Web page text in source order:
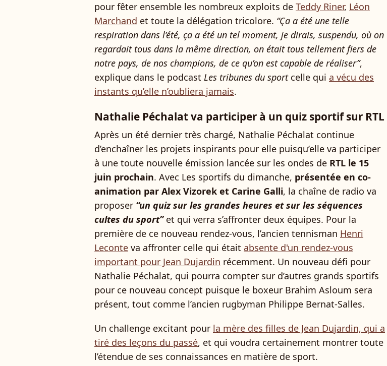
pour fêter ensemble les nombreux exploits de Teddy Riner, Léon
Marchand et toute la délégation tricolore. “Ça a été une telle
respiration dans l’été, ça a été un tel moment, je dirais, suspendu, où on
regardait tous dans la même direction, on était tous tellement fiers de
notre pays, de nos champions, de ce qu’on est capable de réaliser”,
explique dans le podcast Les tribunes du sportcelle qui a vécu des
instants qu’elle n’oubliera jamais.
Nathalie Péchalat va participer à un quiz sportif sur RTL
Après un été dernier très chargé, Nathalie Péchalat continue
d’enchaîner les projets inspirants pour elle puisqu’elle va participer
à une toute nouvelle émission lancée sur les ondes de RTL le 15
juin prochain. Avec Les sportifs du dimanche, présentée en co-
animation par Alex Vizorek et Carine Galli, la chaîne de radio va
proposer “un quiz sur les grandes heures et sur les séquences
cultes du sport”et qui verra s’affronter deux équipes. Pour la
première de ce nouveau rendez-vous, l’ancien tennisman Henri
Leconte va affronter celle qui était absente d'un rendez-vous
important pour Jean Dujardin récemment. Un nouveau défi pour
Nathalie Péchalat, qui pourra compter sur d’autres grands sportifs
pour ce nouveau concept puisque le boxeur Brahim Asloum sera
présent, tout comme l’ancien rugbyman Philippe Bernat-Salles.
Un challenge excitant pour la mère des filles de Jean Dujardin, qui a
tiré des leçons du passé, et qui voudra certainement montrer toute
l’étendue de ses connaissances en matière de sport.